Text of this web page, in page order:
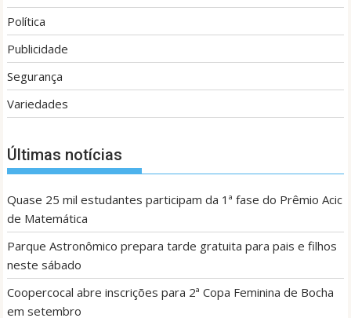
Política
Publicidade
Segurança
Variedades
Últimas notícias
Quase 25 mil estudantes participam da 1ª fase do Prêmio Acic
de Matemática
Parque Astronômico prepara tarde gratuita para pais e filhos
neste sábado
Coopercocal abre inscrições para 2ª Copa Feminina de Bocha
em setembro